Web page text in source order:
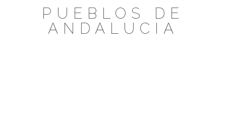
PUEBLOS DE
ANDALUCIA